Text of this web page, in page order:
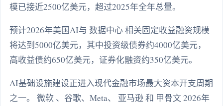
模已接近2500亿美元，超过2025年全年总量。
预计2026年美国AI与 数据中心 相关固定收益融资规模
将达到5000亿美元，其中投资级债券约4000亿美元，
高收益债约650亿美元，证券化融资约350亿美元。
AI基础设施建设正进入现代金融市场最大资本开支周期
之一。 微软 、谷歌、Meta、 亚马逊 和 甲骨文 2026年